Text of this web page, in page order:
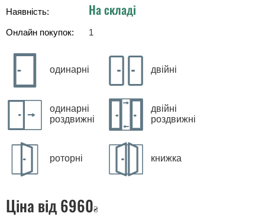
Наявність: На складі
Онлайн покупок: 1
одинарні двійні
одинарні
роздвижні
двійні
роздвижні
роторні книжка
Ціна від 6960₴